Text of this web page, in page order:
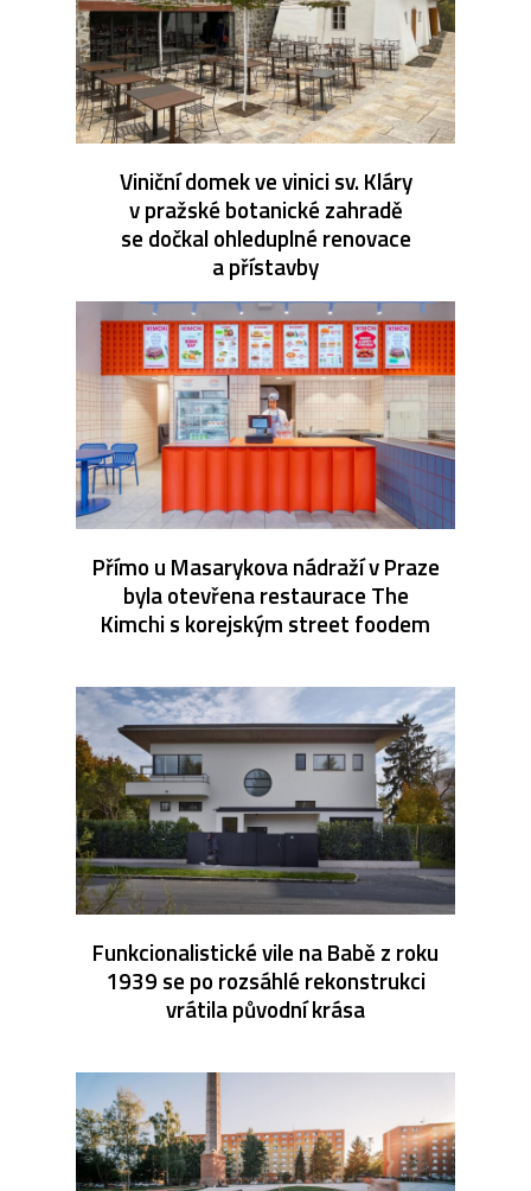
Viniční domek ve vinici sv. Kláry
v pražské botanické zahradě
se dočkal ohleduplné renovace
a přístavby
Přímo u Masarykova nádraží v Praze
byla otevřena restaurace The
Kimchi s korejským street foodem
Funkcionalistické vile na Babě z roku
1939 se po rozsáhlé rekonstrukci
vrátila původní krása